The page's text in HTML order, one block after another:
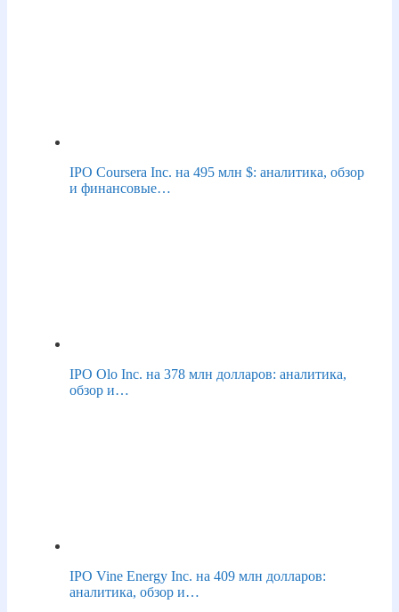
IPO Coursera Inc. на 495 млн $: аналитика, обзор
и финансовые…
IPO Olo Inc. на 378 млн долларов: аналитика,
обзор и…
IPO Vine Energy Inc. на 409 млн долларов:
аналитика, обзор и…